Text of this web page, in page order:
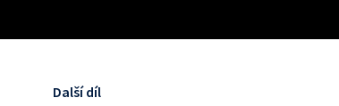
Další díl